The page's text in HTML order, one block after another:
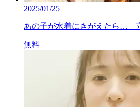
2025/01/25
あの子が水着にきがえたら… 立
無料